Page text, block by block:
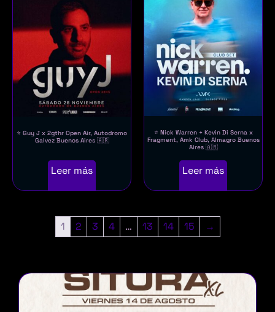
⭐️ Guy J x 2gthr Open Air, Autodromo
Galvez Buenos Aires 🇦🇷
Leer más
⭐ Nick Warren + Kevin Di Serna x
Fragment, Amk Club, Almagro Buenos
Aires 🇦🇷
Leer más
1 2 3 4 … 13 14 15 →